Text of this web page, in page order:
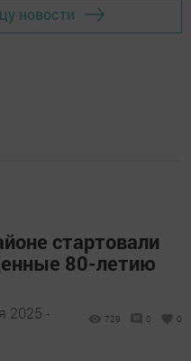
новости
стартовали
80-летию
2025 -
729 0 0